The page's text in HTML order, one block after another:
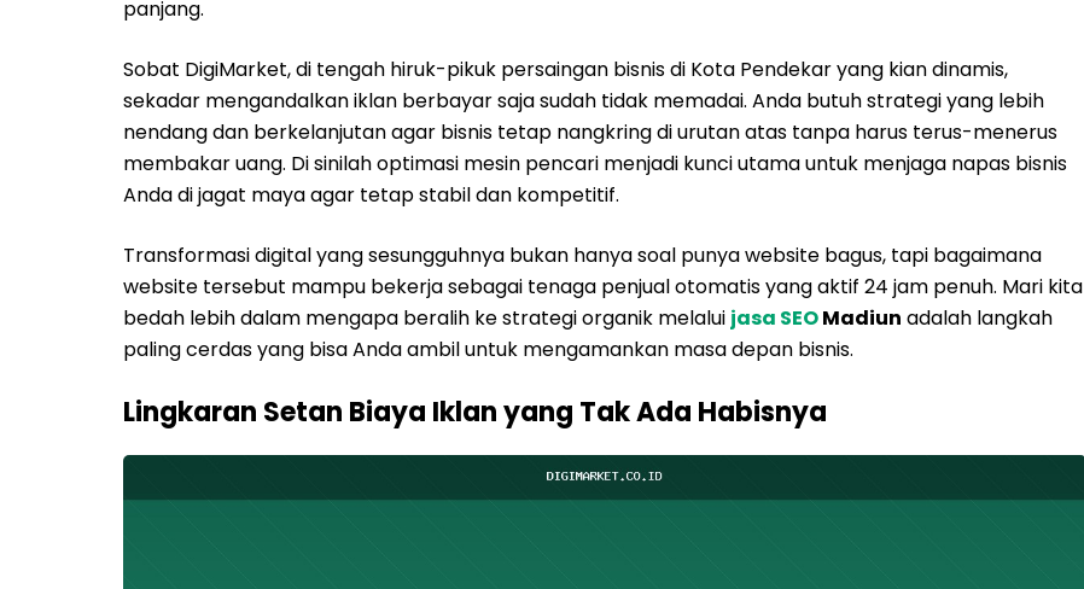
panjang.
Sobat DigiMarket, di tengah hiruk-pikuk persaingan bisnis di Kota Pendekar yang kian dinamis,
sekadar mengandalkan iklan berbayar saja sudah tidak memadai. Anda butuh strategi yang lebih
nendang dan berkelanjutan agar bisnis tetap nangkring di urutan atas tanpa harus terus-menerus
membakar uang. Di sinilah optimasi mesin pencari menjadi kunci utama untuk menjaga napas bisnis
Anda di jagat maya agar tetap stabil dan kompetitif.
Transformasi digital yang sesungguhnya bukan hanya soal punya website bagus, tapi bagaimana
website tersebut mampu bekerja sebagai tenaga penjual otomatis yang aktif 24 jam penuh. Mari kita
bedah lebih dalam mengapa beralih ke strategi organik melalui jasa SEOMadiun adalah langkah
paling cerdas yang bisa Anda ambil untuk mengamankan masa depan bisnis.
Lingkaran Setan Biaya Iklan yang Tak Ada Habisnya